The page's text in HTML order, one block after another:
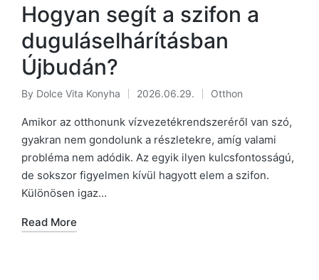
Hogyan segít a szifon a
duguláselhárításban
Újbudán?
Posted
by
By Dolce Vita Konyha 2026.06.29.
Posted
in
Otthon
Amikor az otthonunk vízvezetékrendszeréről van szó,
gyakran nem gondolunk a részletekre, amíg valami
probléma nem adódik. Az egyik ilyen kulcsfontosságú,
de sokszor figyelmen kívül hagyott elem a szifon.
Különösen igaz…
Read More